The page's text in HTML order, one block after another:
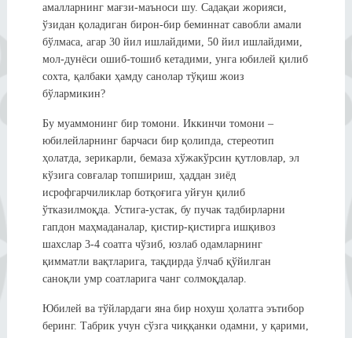
амалларнинг мағзи-маъноси шу. Садақаи жорияси,
ўзидан қоладиган бирон-бир беминнат савобли амали
бўлмаса, агар 30 йил ишлайдими, 50 йил ишлайдими,
мол-дунёси ошиб-тошиб кетадими, унга юбилей қилиб
сохта, қалбаки ҳамду санолар тўқиш жоиз
бўлармикин?
Бу муаммонинг бир томони. Иккинчи томони –
юбилейларнинг барчаси бир қолипда, стереотип
ҳолатда, зерикарли, бемаза хўжакўрсин қутловлар, эл
кўзига совғалар топшириш, ҳаддан зиёд
исрофгарчиликлар ботқоғига уйғун қилиб
ўтказилмоқда. Устига-устак, бу пучак тадбирларни
гапдон маҳмаданалар, қистир-қистирга ишқивоз
шахслар 3-4 соатга чўзиб, юзлаб одамларнинг
қимматли вақтларига, тақдирда ўлчаб қўйилган
саноқли умр соатларига чанг солмоқдалар.
Юбилей ва тўйлардаги яна бир нохуш ҳолатга эътибор
беринг. Табрик учун сўзга чиққанки одамни, у қарими,